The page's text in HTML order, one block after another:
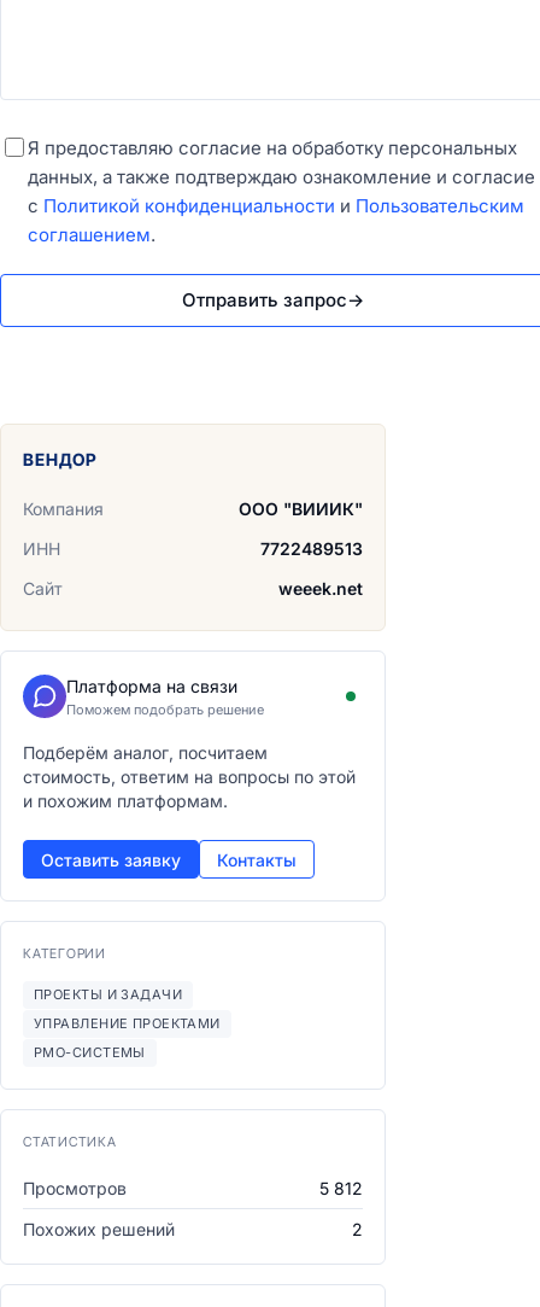
Я предоставляю согласие на обработку персональных
данных, а также подтверждаю ознакомление и согласие
с Политикой конфиденциальности и Пользовательским
соглашением.
Отправить запрос→
ВЕНДОР
Компания
ООО "ВИИИК"
ИНН
7722489513
Сайт
weeek.net
Платформа на связи
Поможем подобрать решение
Подберём аналог, посчитаем
стоимость, ответим на вопросы по этой
и похожим платформам.
Оставить заявку Контакты
КАТЕГОРИИ
ПРОЕКТЫ И ЗАДАЧИ
УПРАВЛЕНИЕ ПРОЕКТАМИ
PMO-СИСТЕМЫ
СТАТИСТИКА
Просмотров
5 812
Похожих решений
2